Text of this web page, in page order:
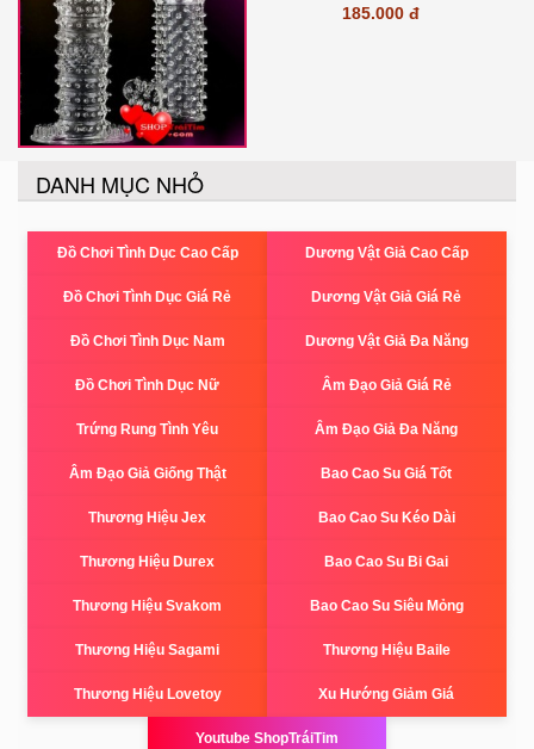
185.000 đ
DANH MỤC NHỎ
Đồ Chơi Tình Dục Cao Cấp Dương Vật Giả Cao Cấp
Đồ Chơi Tình Dục Giá Rẻ Dương Vật Giả Giá Rẻ
Đồ Chơi Tình Dục Nam Dương Vật Giả Đa Năng
Đồ Chơi Tình Dục Nữ Âm Đạo Giả Giá Rẻ
Trứng Rung Tình Yêu Âm Đạo Giả Đa Năng
Âm Đạo Giả Giống Thật Bao Cao Su Giá Tốt
Thương Hiệu Jex Bao Cao Su Kéo Dài
Thương Hiệu Durex Bao Cao Su Bi Gai
Thương Hiệu Svakom Bao Cao Su Siêu Mỏng
Thương Hiệu Sagami Thương Hiệu Baile
Thương Hiệu Lovetoy Xu Hướng Giảm Giá
Youtube ShopTráiTim